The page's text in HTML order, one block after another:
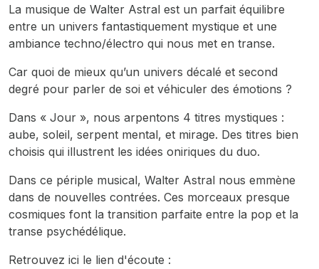
La musique de Walter Astral est un parfait équilibre
entre un univers fantastiquement mystique et une
ambiance techno/électro qui nous met en transe.
Car quoi de mieux qu’un univers décalé et second
degré pour parler de soi et véhiculer des émotions ?
Dans « Jour », nous arpentons 4 titres mystiques :
aube, soleil, serpent mental, et mirage. Des titres bien
choisis qui illustrent les idées oniriques du duo.
Dans ce périple musical, Walter Astral nous emmène
dans de nouvelles contrées. Ces morceaux presque
cosmiques font la transition parfaite entre la pop et la
transe psychédélique.
Retrouvez ici le lien d'écoute :